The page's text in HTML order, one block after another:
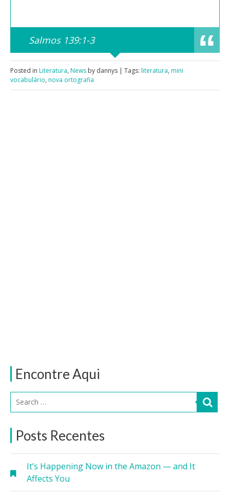
Encontre Aqui
Posts Recentes
It’s Happening Now in the Amazon — and It
Affects You
Salmos 139:1-3
Posted in Literatura, News by dannys | Tags: literatura, mini
vocabulário, nova ortografia